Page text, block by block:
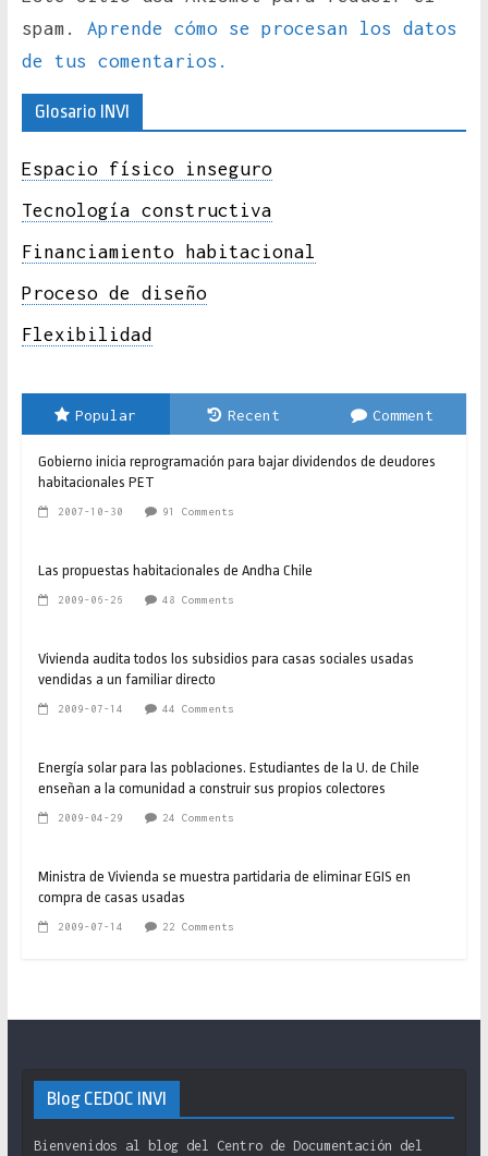
spam. Aprende cómo se procesan los datos
de tus comentarios.
Glosario INVI
Espacio físico inseguro
Tecnología constructiva
Financiamiento habitacional
Proceso de diseño
Flexibilidad
Popular Recent Comment
Gobierno inicia reprogramación para bajar dividendos de deudores
habitacionales PET
2007-10-30 91 Comments
Las propuestas habitacionales de Andha Chile
2009-06-26 48 Comments
Vivienda audita todos los subsidios para casas sociales usadas
vendidas a un familiar directo
2009-07-14 44 Comments
Energía solar para las poblaciones. Estudiantes de la U. de Chile
enseñan a la comunidad a construir sus propios colectores
2009-04-29 24 Comments
Ministra de Vivienda se muestra partidaria de eliminar EGIS en
compra de casas usadas
2009-07-14 22 Comments
Blog CEDOC INVI
Bienvenidos al blog del Centro de Documentación del